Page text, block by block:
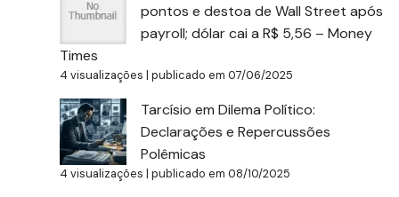
pontos e destoa de Wall Street após
payroll; dólar cai a R$ 5,56 – Money
Times
4 visualizações |publicado em 07/06/2025
Tarcísio em Dilema Político:
Declarações e Repercussões
Polêmicas
4 visualizações |publicado em 08/10/2025